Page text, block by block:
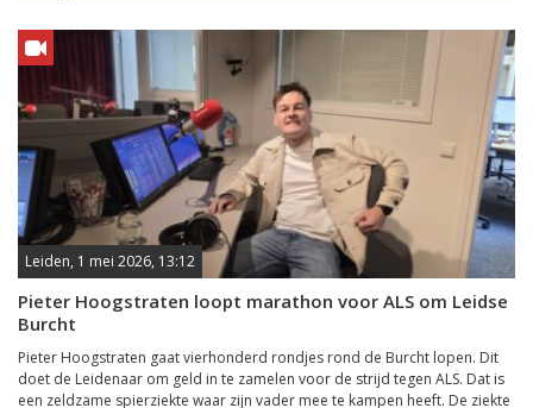
Leiden, 1 mei 2026, 13:12
Pieter Hoogstraten loopt marathon voor ALS om Leidse
Burcht
Pieter Hoogstraten gaat vierhonderd rondjes rond de Burcht lopen. Dit
doet de Leidenaar om geld in te zamelen voor de strijd tegen ALS. Dat is
een zeldzame spierziekte waar zijn vader mee te kampen heeft. De ziekte